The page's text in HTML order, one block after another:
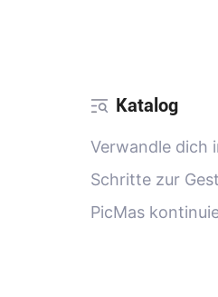
Katalog
Verwandle dich
Cover-Star
Schritte zur
eigenen
PicMas